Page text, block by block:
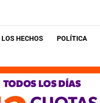
LOS HECHOS POLÍTICA